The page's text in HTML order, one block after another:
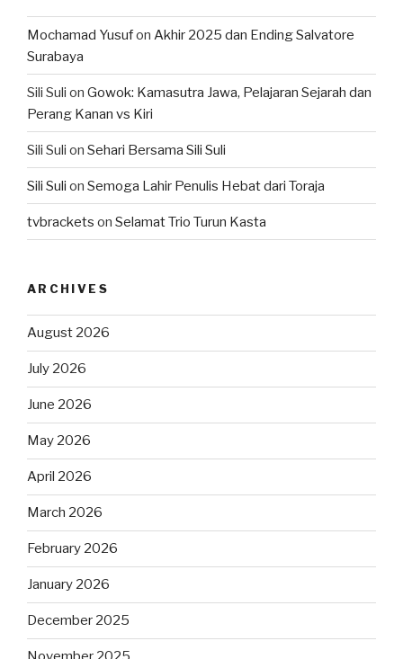
Mochamad Yusufon Akhir 2025 dan Ending Salvatore
Surabaya
Sili Suli on Gowok: Kamasutra Jawa, Pelajaran Sejarah dan
Perang Kanan vs Kiri
Sili Suli on Sehari Bersama Sili Suli
Sili Suli on Semoga Lahir Penulis Hebat dari Toraja
tvbrackets on Selamat Trio Turun Kasta
ARCHIVES
August 2026
July 2026
June 2026
May 2026
April 2026
March 2026
February 2026
January 2026
December 2025